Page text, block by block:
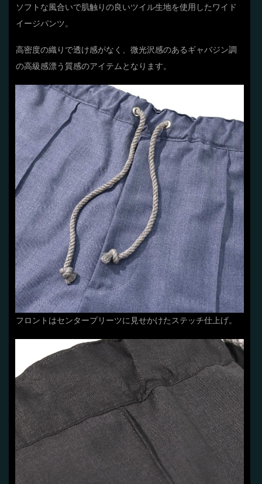
ソフトな風合いで肌触りの良いツイル生地を使用したワイド
イージパンツ。
高密度の織りで透け感がなく、微光沢感のあるギャバジン調
の高級感漂う質感のアイテムとなります。
フロントはセンタープリーツに見せかけたステッチ仕上げ。